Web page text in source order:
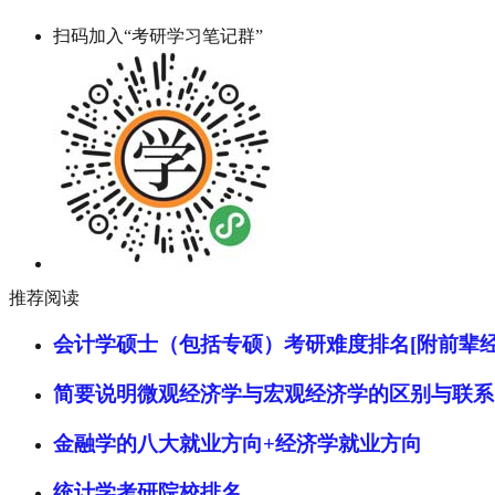
扫码加入“考研学习笔记群”
推荐阅读
会计学硕士（包括专硕）考研难度排名[附前辈
简要说明微观经济学与宏观经济学的区别与联系
金融学的八大就业方向+经济学就业方向